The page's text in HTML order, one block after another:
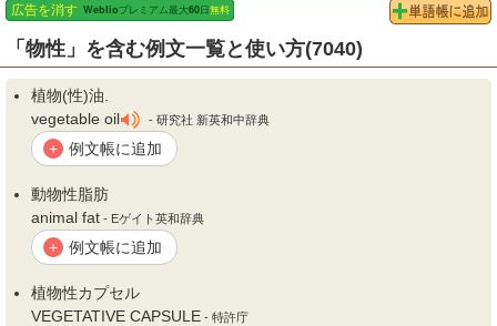
「物性」を含む例文一覧と使い方(7040)
植物(性)油.
vegetable oil
- 研究社 新英和中辞典
+ 例文帳に追加
動物性脂肪
animal fat - Eゲイト英和辞典
+ 例文帳に追加
植物性カプセル
VEGETATIVE CAPSULE - 特許庁